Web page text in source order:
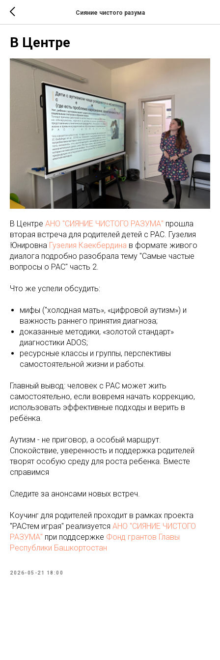
Сияние чистого разума
В Центре
В Центре АНО "СИЯНИЕ ЧИСТОГО РАЗУМА" прошла
вторая встреча для родителей детей с РАС. Гузелия
Юнировна Гузелия Каекбердина в формате живого
диалога подробно разобрала тему "Самые частые
вопросы о РАС" часть 2.
Что же успели обсудить:
мифы ("холодная мать», «цифровой аутизм») и
важность раннего принятия диагноза;
доказанные методики, «золотой стандарт»
диагностики ADOS;
ресурсные классы и группы, перспективы
самостоятельной жизни и работы.
Главный вывод: человек с РАС может жить
самостоятельно, если вовремя начать коррекцию,
использовать эффективные подходы и верить в
ребёнка.
Аутизм - не приговор, а особый маршрут.
Спокойствие, уверенность и поддержка родителей
творят особую среду для роста ребенка. Вместе
справимся
Следите за анонсами новых встреч.
Коучинг для родителей проходит в рамках проекта
"РАСтем играя" реализуется АНО "СИЯНИЕ ЧИСТОГО
РАЗУМА" при поддсержке Фонд грантов Главы
Республики Башкортостан
2026-05-21 18:00